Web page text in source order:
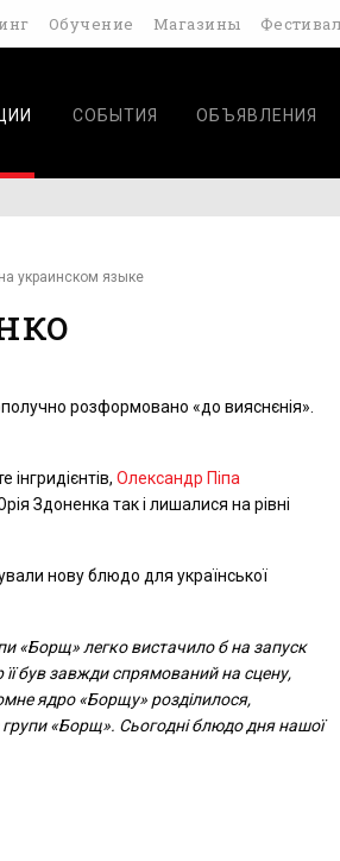
Обучение Магазины
СОБЫТИЯ ОБЪЯВЛЕНИЯ
украинском языке
розформовано «до вияснєнія».
Олександр Піпа
Здоненка так і лишалися на рівні
нову блюдо для української
«Борщ» легко вистачило б на запуск
був завжди спрямований на сцену,
ядро «Борщу» розділилося,
групи «Борщ». Сьогодні блюдо дня нашої